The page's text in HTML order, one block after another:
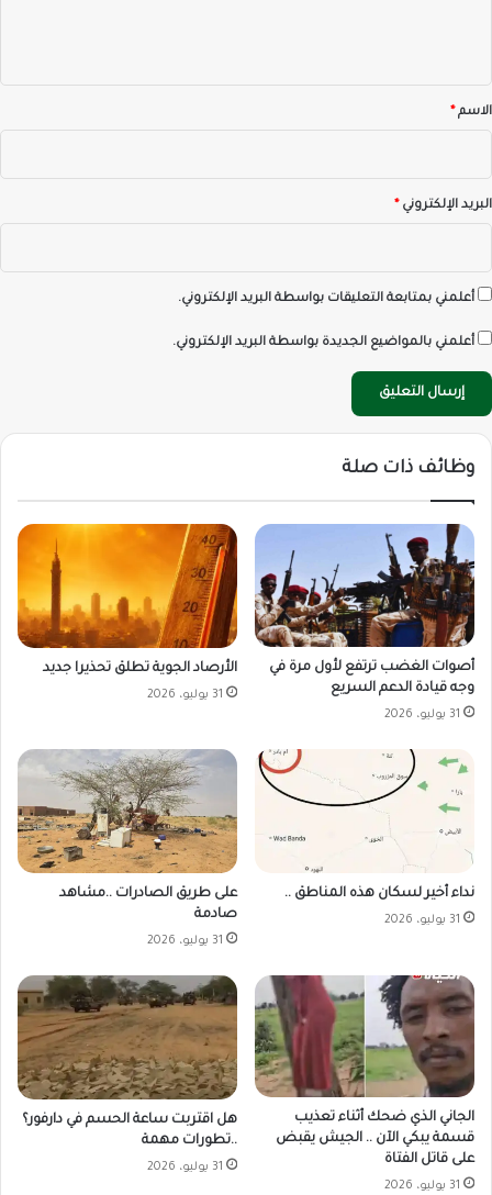
*الاسم*
البريد الإلكتروني*
أعلمني بمتابعة التعليقات بواسطة البريد الإلكتروني.
أعلمني بالمواضيع الجديدة بواسطة البريد الإلكتروني.
وظائف ذات صلة
أصوات الغضب ترتفع لأول مرة في
وجه قيادة الدعم السريع
31 يوليو، 2026
الأرصاد الجوية تطلق تحذيرا جديد
31 يوليو، 2026
نداء أخير لسكان هذه المناطق ..
31 يوليو، 2026
على طريق الصادرات ..مشاهد
صادمة
31 يوليو، 2026
الجاني الذي ضحك أثناء تعذيب
قسمة يبكي الآن .. الجيش يقبض
على قاتل الفتاة
31 يوليو، 2026
هل اقتربت ساعة الحسم في دارفور؟
..تطورات مهمة
31 يوليو، 2026